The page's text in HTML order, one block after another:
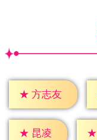
★ 方志友
★ 昆凌 ★